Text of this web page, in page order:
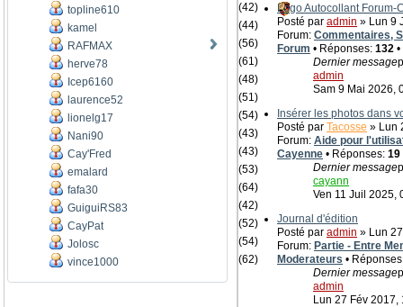
topline610
(42)
kamel
(44)
RAFMAX
(56)
herve78
(61)
Icep6160
(48)
laurence52
(51)
lionelg17
(54)
Nani90
(43)
Cay'Fred
(43)
emalard
(53)
fafa30
(64)
GuiguiRS83
(42)
CayPat
(52)
Jolosc
(54)
vince1000
(62)
Logo Autocollant Forum-
Posté par admin » Lun 9
Forum: Commentaires,
Forum • Réponses: 132
Dernier message
admin
Sam 9 Mai 2026,
Insérer les photos dans
Posté par Tacosse » Lun
Forum: Aide pour
Cayenne • Réponses: 19
Dernier message
cayann
Ven 11 Juil 2025,
Journal d'édition
Posté par admin » Lun
Forum: Partie - Entre
Moderateurs •
Dernier message
admin
Lun 27 Fév 2017,